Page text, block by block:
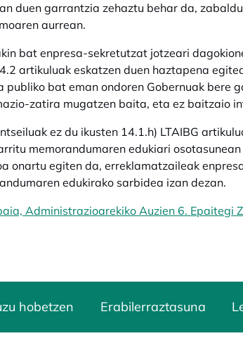
duen garrantzia zehaztu behar da,
aurrean.
bat enpresa-sekretutzat jotzeari
artikuluak eskatzen duen haztapena
publiko bat eman ondoren Gobernuak bere
zatira mugatzen baita, eta ez baitzaio
ez du ikusten 14.1.h) LTAIBG
memorandumaren edukiari
onartu egiten da, erreklamatzaileak
edukirako sarbidea izan dezan.
Administrazioarekiko Auzien 6. Epaitegi
hobetzen Erabilerraztasuna